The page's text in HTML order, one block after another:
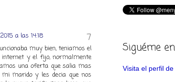
a las 14:18
muy bien, teniamos el
internet y el fijo, normalmente
una oferta que salia mas
marido y les decia que nos
Siguéme
Visita el perfil